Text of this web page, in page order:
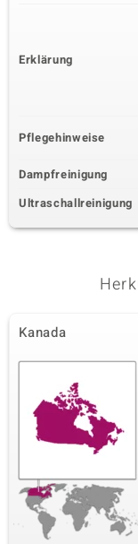
Erklärung
Pflegehinweise
Dampfreinigung
Ultraschallreinigung
Kanada